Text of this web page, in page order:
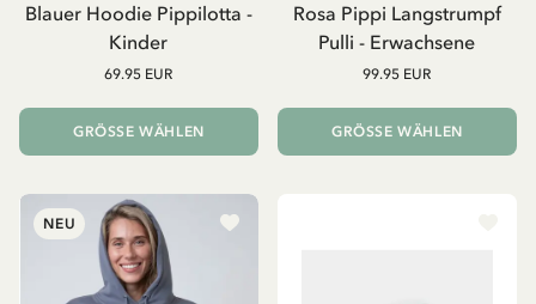
Blauer Hoodie Pippilotta -
Kinder
69.95 EUR
GRÖSSE WÄHLEN
Rosa Pippi Langstrumpf
Pulli - Erwachsene
99.95 EUR
GRÖSSE WÄHLEN
NEU